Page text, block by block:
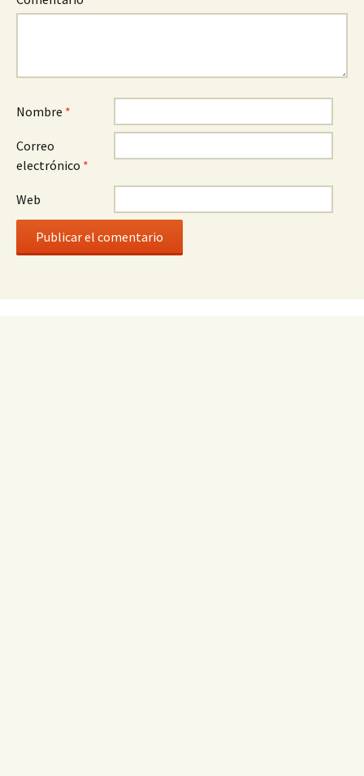
Nombre *
Correo
electrónico *
Web